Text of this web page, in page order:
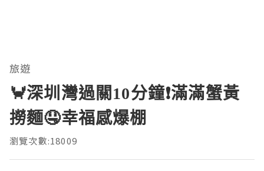
旅遊
🦀深圳灣過關10分鐘❗滿滿蟹黃
撈麵🤤幸福感爆棚
瀏覽次數:18009